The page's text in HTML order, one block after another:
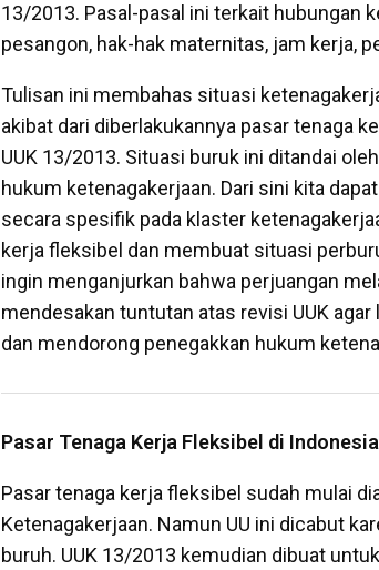
13/2013. Pasal-pasal ini terkait hubungan
pesangon, hak-hak maternitas, jam kerja,
Tulisan ini membahas situasi
akibat dari diberlakukannya pasar tenaga
UUK 13/2013. Situasi buruk ini ditandai
hukum ketenagakerjaan. Dari sini kita
secara spesifik pada klaster
kerja fleksibel dan membuat situasi
ingin menganjurkan bahwa perjuangan
mendesakan tuntutan atas revisi UUK
dan mendorong penegakkan hukum
Pasar Tenaga Kerja Fleksibel di Indonesia
Pasar tenaga kerja fleksibel sudah mulai
Ketenagakerjaan. Namun UU ini dicabut
buruh. UUK 13/2013 kemudian dibuat